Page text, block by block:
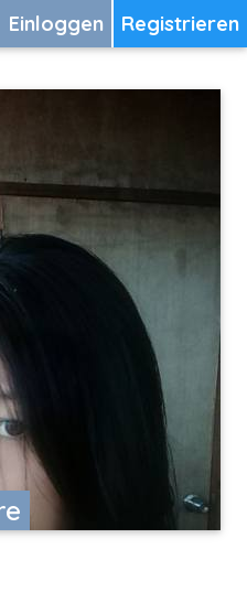
Registrieren
Einloggen